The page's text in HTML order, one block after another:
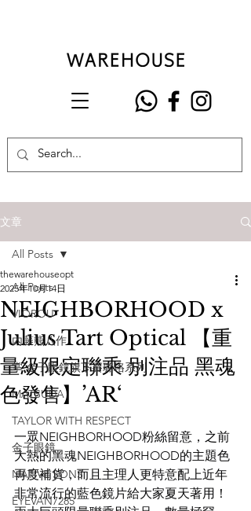
文章
All Posts
VIOROU
內藤熊八作
掌 金子眼鏡旗下賽璐珞系列
MATSUDA
TAYLOR WITH RESPECT
金子眼鏡
NATIVE SONS
EYEVAN7285
All Posts
NEIGHBORHOOD x
Julius Tart Optical 【重
量級限定聯乘 別注品 黑魂
色發售】’AR‘
thewarehouseopt
2025年10月14日
一眾NEIGHBORHOOD粉絲留意，之前
大熱的黑魂NEIGHBORHOOD的主題色
再度補貨，而且主理人更特意配上近年
非常流行的藍色鏡片給大家夏天著用！